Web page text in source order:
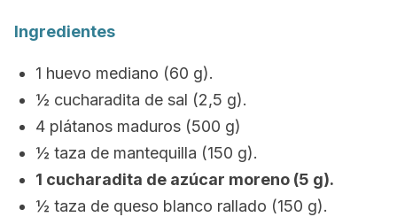
Ingredientes
1 huevo mediano (60 g).
½ cucharadita de sal (2,5 g).
4 plátanos maduros (500 g)
½ taza de mantequilla (150 g).
1 cucharadita de azúcar moreno (5 g).
½ taza de queso blanco rallado (150 g).